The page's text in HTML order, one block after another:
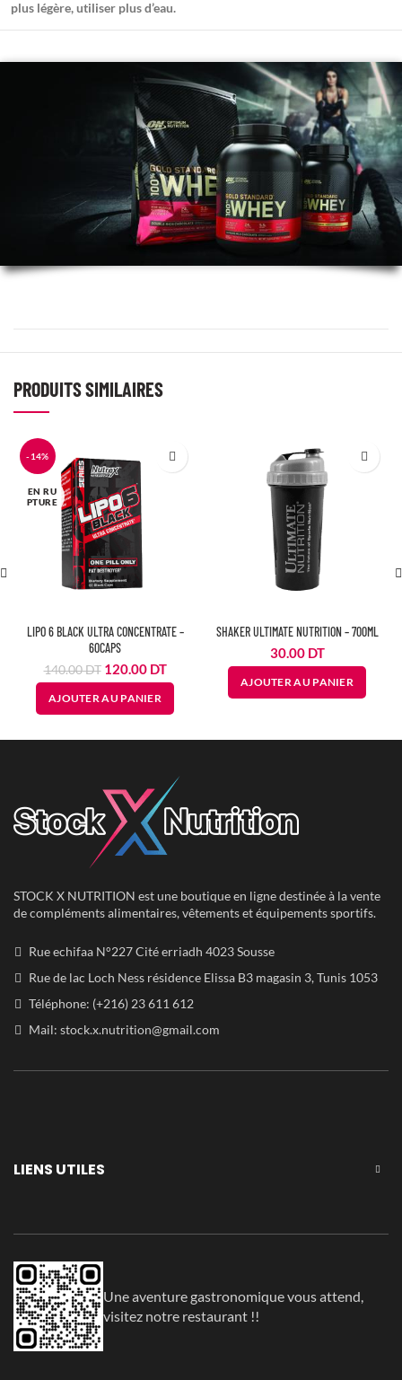
plus légère, utiliser plus d’eau.
PRODUITS SIMILAIRES
-14%
EN RU
PTURE
LIPO 6 BLACK ULTRA CONCENTRATE –
60CAPS
140.00DT Le
prix
initial
était :
140.00
120.00DTLe
prix
est :
120.00
AJOUTER AU PANIER
SHAKER ULTIMATE NUTRITION – 700ML
30.00DT
AJOUTER AU PANIER
STOCK X NUTRITION est une boutique en ligne destinée à la vente
de compléments alimentaires, vêtements et équipements sportifs.
Rue echifaa N°227 Cité erriadh 4023 Sousse
Rue de lac Loch Ness résidence Elissa B3 magasin 3, Tunis 1053
Téléphone: (+216) 23 611 612
Mail: stock.x.nutrition@gmail.com
LIENS UTILES
Une aventure gastronomique vous attend,
visitez notre restaurant !!